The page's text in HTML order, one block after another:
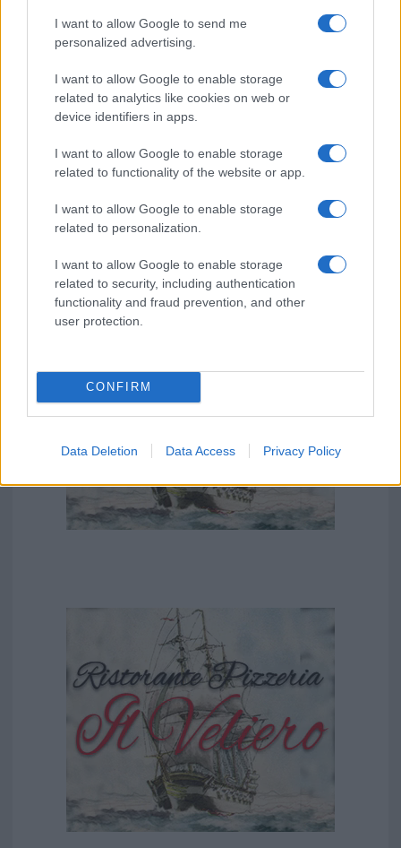
I want to allow Google to send me
personalized advertising.
I want to allow Google to enable storage
related to analytics like cookies on web or
device identifiers in apps.
I want to allow Google to enable storage
related to functionality of the website or app.
I want to allow Google to enable storage
related to personalization.
I want to allow Google to enable storage
related to security, including authentication
functionality and fraud prevention, and other
user protection.
CONFIRM
Data Deletion Data Access Privacy Policy